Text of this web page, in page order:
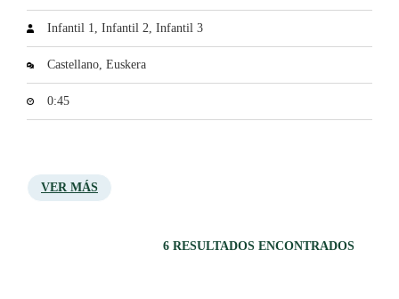
Infantil 1, Infantil 2, Infantil 3
Castellano, Euskera
0:45
VER MÁS
6 RESULTADOS ENCONTRADOS